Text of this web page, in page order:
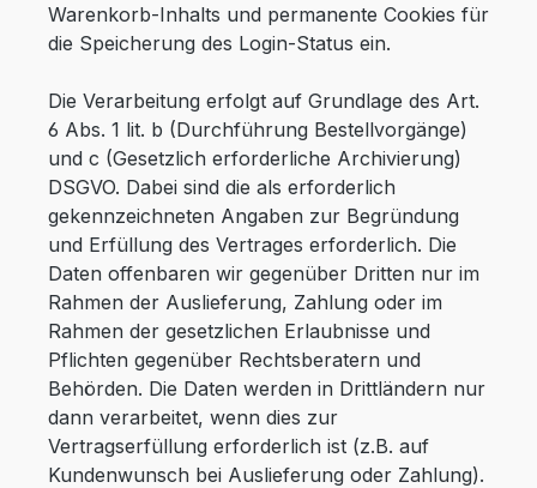
Warenkorb-Inhalts und permanente Cookies für
die Speicherung des Login-Status ein.
Die Verarbeitung erfolgt auf Grundlage des Art.
6 Abs. 1 lit. b (Durchführung Bestellvorgänge)
und c (Gesetzlich erforderliche Archivierung)
DSGVO. Dabei sind die als erforderlich
gekennzeichneten Angaben zur Begründung
und Erfüllung des Vertrages erforderlich. Die
Daten offenbaren wir gegenüber Dritten nur im
Rahmen der Auslieferung, Zahlung oder im
Rahmen der gesetzlichen Erlaubnisse und
Pflichten gegenüber Rechtsberatern und
Behörden. Die Daten werden in Drittländern nur
dann verarbeitet, wenn dies zur
Vertragserfüllung erforderlich ist (z.B. auf
Kundenwunsch bei Auslieferung oder Zahlung).